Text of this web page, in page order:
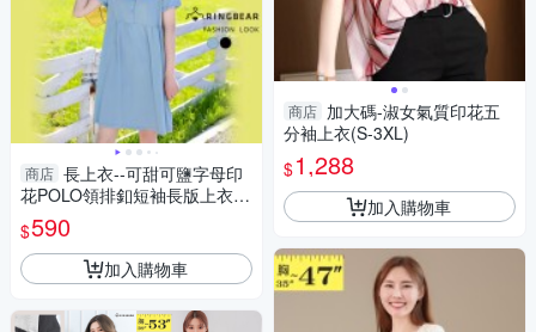
商店 長上衣--可甜可鹽字母印
花POLO領排釦短袖長版上衣
(黑.藍XL-4L)-U639眼圈熊中大
尺碼
$590
加入購物車
商店 加大碼-淑女氣質印花五
分袖上衣(S-3XL)
$1,288
加入購物車